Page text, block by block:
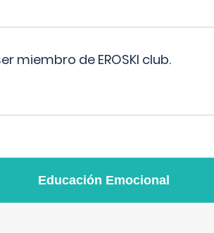
miembro de EROSKI club.
Educación Emocional